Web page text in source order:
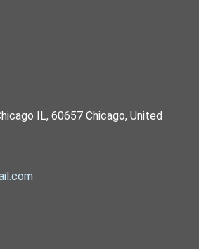
IL, 60657 Chicago, United